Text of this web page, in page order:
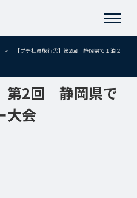
【プチ社員旅行⑧】第2回 静岡県で１泊２
第2回 静岡県で
大会